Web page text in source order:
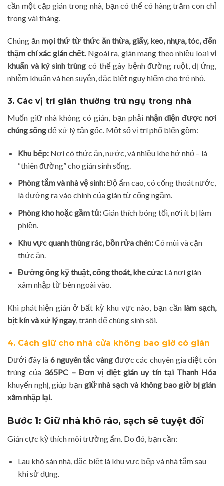
cần một cặp gián trong nhà, bạn có thể có hàng trăm con chỉ
trong vài tháng.
Chúng ăn mọi thứ từ thức ăn thừa, giấy, keo, nhựa, tóc, đến
thậm chí xác gián chết.Ngoài ra, gián mang theo nhiều loạivi
khuẩn và ký sinh trùng có thể gây bệnh đường ruột, dị ứng,
nhiễm khuẩn và hen suyễn, đặc biệt nguy hiểm cho trẻ nhỏ.
3. Các vị trí gián thường trú ngụ trong nhà
Muốn giữ nhà không có gián, bạn phải nhận diện được nơi
chúng sốngđể xử lý tận gốc. Một số vị trí phổ biến gồm:
Khu bếp:Nơi có thức ăn, nước, và nhiều khe hở nhỏ – là
“thiên đường” cho gián sinh sống.
Phòng tắm và nhà vệ sinh:Độ ẩm cao, có cống thoát nước,
là đường ra vào chính của gián từ cống ngầm.
Phòng kho hoặc gầm tủ:Gián thích bóng tối, nơi ít bị làm
phiền.
Khu vực quanh thùng rác, bồn rửa chén:Có mùi và cặn
thức ăn.
Đường ống kỹ thuật, cống thoát, khe cửa:Là nơi gián
xâm nhập từ bên ngoài vào.
Khi phát hiện gián ở bất kỳ khu vực nào, bạn cần làm sạch,
bịt kín và xử lý ngay, tránh để chúng sinh sôi.
4. Cách giữ cho nhà cửa không bao giờ có gián
Dưới đây là 6 nguyên tắc vàng được các chuyên gia diệt côn
trùng của 365PC – Đơn vị diệt gián uy tín tại Thanh Hóa
khuyến nghị, giúp bạn giữ nhà sạch và không bao giờ bị gián
xâm nhập lại.
Bước 1: Giữ nhà khô ráo, sạch sẽ tuyệt đối
Gián cực kỳ thích môi trường ẩm. Do đó, bạn cần:
Lau khô sàn nhà, đặc biệt là khu vực bếp và nhà tắm sau
khi sử dụng.